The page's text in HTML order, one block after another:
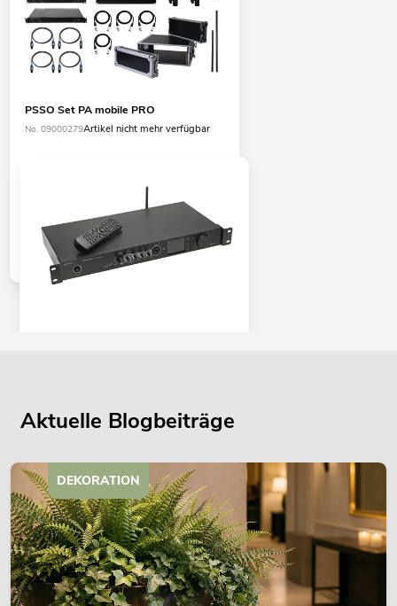
PSSO Set PA mobile PRO
No. 09000279Artikel nicht mehr verfügbar
459,00€
Aktuelle Blogbeiträge
DEKORATION